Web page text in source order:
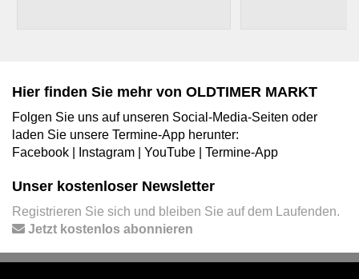
Hier finden Sie mehr von OLDTIMER MARKT
Folgen Sie uns auf unseren Social-Media-Seiten oder
laden Sie unsere Termine-App herunter:
Facebook
Instagram YouTube Termine-App
Unser kostenloser Newsletter
Registrieren Sie sich und bleiben Sie auf dem Laufenden.
Jetzt kostenlos abonnieren